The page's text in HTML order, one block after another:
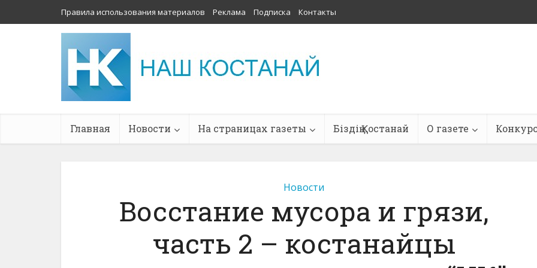
Правила использования материалов Реклама Подписка Контакты
Главная Новости На страницах газеты Біздің Қостанай О газете
Новости
Восстание мусора и грязи,
часть 2 – костанайцы